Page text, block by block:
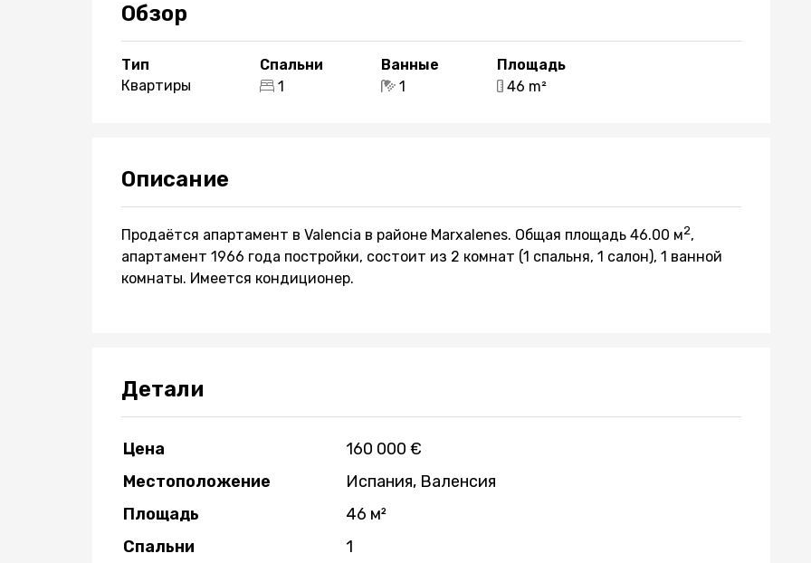
Обзор
Тип
Квартиры
Спальни
1
Ванные
1
Площадь
46 m²
Описание
Продаётся aпартамент в Valencia в районе Marxalenes. Общая площадь 46.00 м2,
aпартамент 1966 года постройки, состоит из 2 комнат (1 спальня, 1 салон), 1 ванной
комнаты. Имеется кондиционер.
Детали
Цена
160 000 €
Местоположение
Испания, Валенсия
Площадь
46 м²
Спальни
1